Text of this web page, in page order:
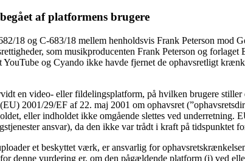
af platformens brugere
18 og C-683/18 mellem henholdsvis Frank Peterson
som musikproducenten Frank Peterson og
og Cyando ikke havde fjernet de ophavsretligt
en video- eller fildelingsplatform, på hvilken brugere
2001/29/EF af 22. maj 2001 om ophavsret
eller indholdet ikke omgående slettes ved underretning.
ansvar), da den ikke var trådt i kraft på tidspunktet
et beskyttet værk, er ansvarlig for
denne vurdering er, om den pågældende platform (i) ved